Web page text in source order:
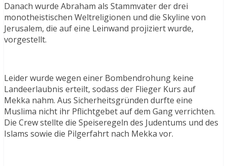
Danach wurde Abraham als Stammvater der drei
monotheistischen Weltreligionen und die Skyline von
Jerusalem, die auf eine Leinwand projiziert wurde,
vorgestellt.
Leider wurde wegen einer Bombendrohung keine
Landeerlaubnis erteilt, sodass der Flieger Kurs auf
Mekka nahm. Aus Sicherheitsgründen durfte eine
Muslima nicht ihr Pflichtgebet auf dem Gang verrichten.
Die Crew stellte die Speiseregeln des Judentums und des
Islams sowie die Pilgerfahrt nach Mekka vor.